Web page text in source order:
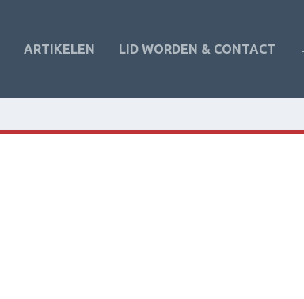
ARTIKELEN LID WORDEN & CONTACT